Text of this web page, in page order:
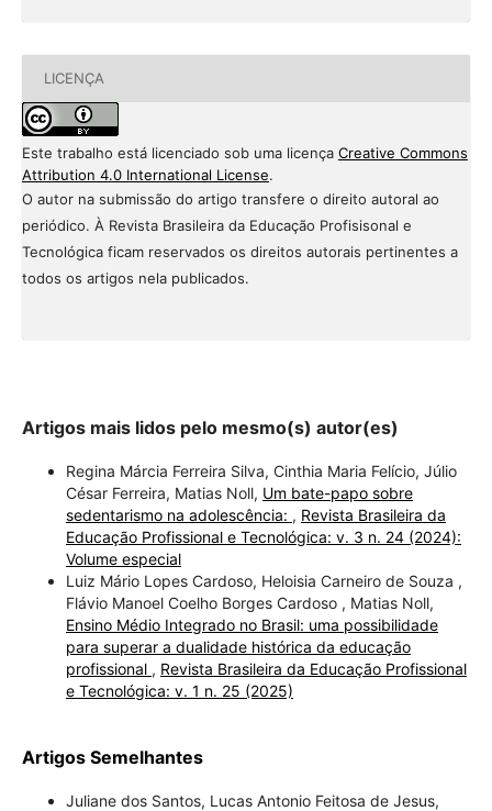
LICENÇA
Este trabalho está licenciado sob uma licença Creative Commons
Attribution 4.0 International License.
O autor na submissão do artigo transfere o direito autoral ao
periódico. À Revista Brasileira da Educação Profisisonal e
Tecnológica ficam reservados os direitos autorais pertinentes a
todos os artigos nela publicados.
Artigos mais lidos pelo mesmo(s) autor(es)
Regina Márcia Ferreira Silva, Cinthia Maria Felício, Júlio
César Ferreira, Matias Noll, Um bate-papo sobre
sedentarismo na adolescência: , Revista Brasileira da
Educação Profissional e Tecnológica: v. 3 n. 24 (2024):
Volume especial
Luiz Mário Lopes Cardoso, Heloisia Carneiro de Souza ,
Flávio Manoel Coelho Borges Cardoso , Matias Noll,
Ensino Médio Integrado no Brasil: uma possibilidade
para superar a dualidade histórica da educação
profissional , Revista Brasileira da Educação Profissional
e Tecnológica: v. 1 n. 25 (2025)
Artigos Semelhantes
Juliane dos Santos, Lucas Antonio Feitosa de Jesus,